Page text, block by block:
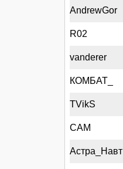
AndrewGor
R02
vanderer
КОМБАТ_
TVikS
CAM
Астра_Навт